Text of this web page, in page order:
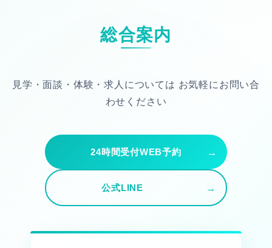
総合案内
見学・面談・体験・求人については お気軽にお問い合
わせください
24時間受付WEB予約
公式LINE